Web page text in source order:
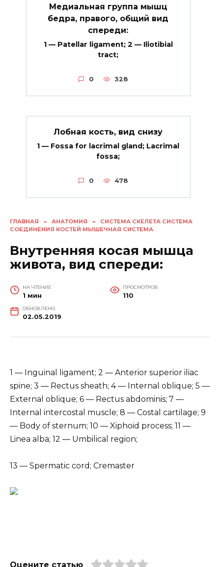
ГЛАВНАЯ » АНАТОМИЯ »
СИСТЕМА СКЕЛЕТА СИСТЕМА
СОЕДИНЕНИЯ КОСТЕЙ МЫШЕЧНАЯ СИСТЕМА
Внутренняя косая мышца
живота, вид спереди:
НА ЧТЕНИЕ
1 мин
ПРОСМОТРОВ
110
ОБНОВЛЕНО
02.05.2019
1 — Inguinal ligament; 2 — Anterior superior iliac
spine; 3 — Rectus sheath; 4 — Internal oblique; 5 —
External oblique; 6 — Rectus abdominis; 7 —
Internal intercostal muscle; 8 — Costal cartilage; 9
— Body of sternum; 10 — Xiphoid process; 11 —
Linea alba; 12 — Umbilical region;
13 — Spermatic cord; Cremaster
Оцените статью
Медиальная группа мышц
бедра, правого, общий вид
спереди:
1 — Patellar ligament; 2 — Iliotibial
tract;
0 328
Лобная кость, вид снизу
1 — Fossa for lacrimal gland; Lacrimal
fossa;
0 478